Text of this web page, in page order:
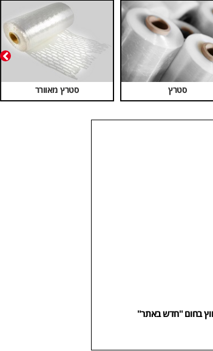
סטרץ סטרץ מאוורר
בחום "חדש באתר"